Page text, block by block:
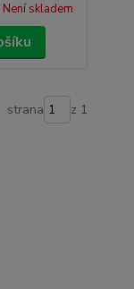
Není skladem
strana z 1